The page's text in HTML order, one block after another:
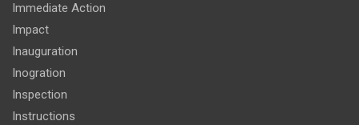
Immediate Action
Impact
Inauguration
Inogration
Inspection
Instructions